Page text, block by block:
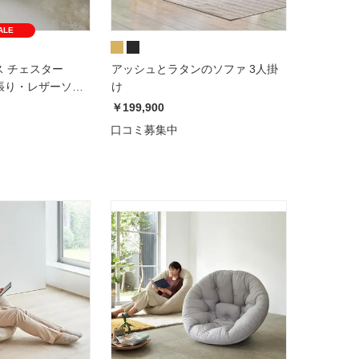
チェスター
り・レザーソ
アッシュとラタンのソファ 3人掛
け
￥199,900
口コミ募集中